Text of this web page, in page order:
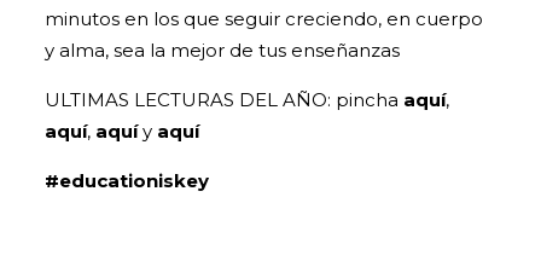
minutos en los que seguir creciendo, en cuerpo
y alma, sea la mejor de tus enseñanzas
ULTIMAS LECTURAS DEL AÑO: pincha aquí,
aquí, aquíy aquí
#educationiskey